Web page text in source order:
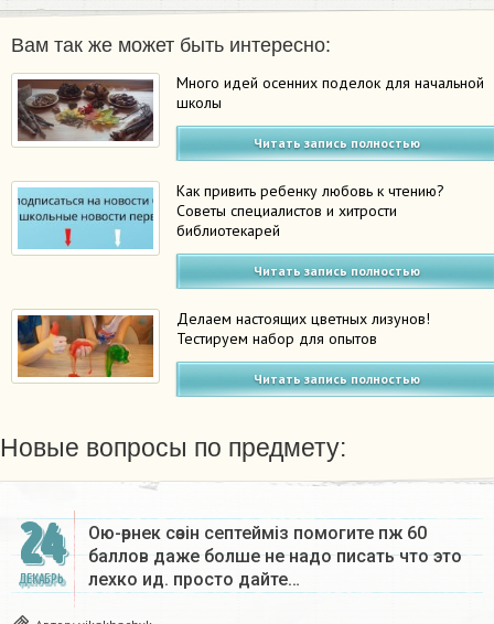
Вам так же может быть интересно:
Много идей осенних поделок для начальной
школы
Читать запись полностью
Как привить ребенку любовь к чтению?
Советы специалистов и хитрости
библиотекарей
Читать запись полностью
Делаем настоящих цветных лизунов!
Тестируем набор для опытов
Читать запись полностью
Новые вопросы по предмету:
24
ДЕКАБРЬ
Ою-өрнек сөзін септеймiз помогите пж 60
баллов даже болше не надо писать что это
лехко ид. просто дайте…